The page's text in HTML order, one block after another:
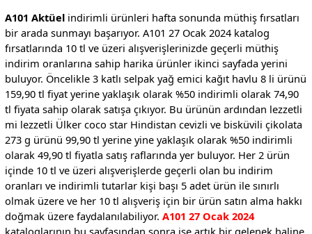
A101 Aktüelindirimli ürünleri hafta sonunda müthiş fırsatları
bir arada sunmayı başarıyor. A101 27 Ocak 2024 katalog
fırsatlarında 10 tl ve üzeri alışverişlerinizde geçerli müthiş
indirim oranlarına sahip harika ürünler ikinci sayfada yerini
buluyor. Öncelikle 3 katlı selpak yağ emici kağıt havlu 8 li ürünü
159,90 tl fiyat yerine yaklaşık olarak %50 indirimli olarak 74,90
tl fiyata sahip olarak satışa çıkıyor. Bu ürünün ardından lezzetli
mi lezzetli Ülker coco star Hindistan cevizli ve bisküvili çikolata
273 g ürünü 99,90 tl yerine yine yaklaşık olarak %50 indirimli
olarak 49,90 tl fiyatla satış raflarında yer buluyor. Her 2 ürün
içinde 10 tl ve üzeri alışverişlerde geçerli olan bu indirim
oranları ve indirimli tutarlar kişi başı 5 adet ürün ile sınırlı
olmak üzere ve her 10 tl alışveriş için bir ürün satın alma hakkı
doğmak üzere faydalanılabiliyor. A101 27 Ocak 2024
kataloglarının bu sayfasından sonra ise artık bir gelenek haline